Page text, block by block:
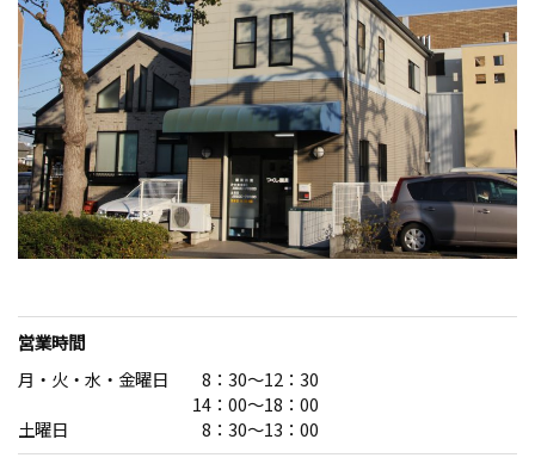
営業時間
月・火・水・金曜日 8：30〜12：30
14：00〜18：00
土曜日 8：30～13：00